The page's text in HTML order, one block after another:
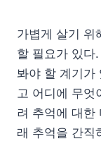
가볍게 살기 위
할 필요가 있다
봐야 할 계기가
고 어디에 무엇
려 추억에 대한
래 추억을 간직